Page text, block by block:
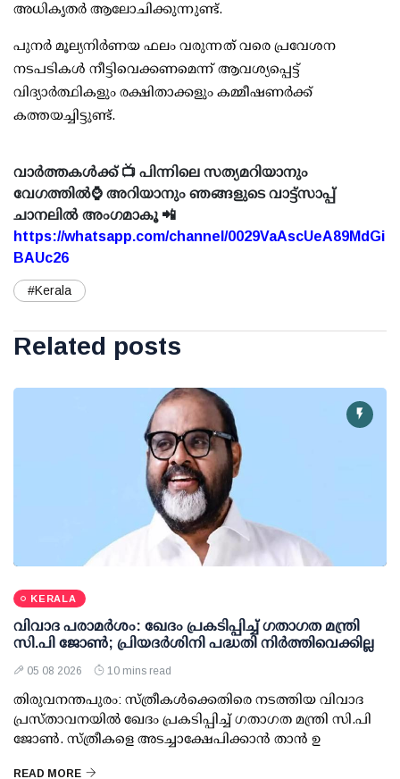
അധികൃതര്‍ ആലോചിക്കുന്നുണ്ട്.
പുനര്‍ മൂല്യനിര്‍ണയ ഫലം വരുന്നത് വരെ പ്രവേശന
നടപടികള്‍ നീട്ടിവെക്കണമെന്ന് ആവശ്യപ്പെട്ട്
വിദ്യാര്‍ത്ഥികളും രക്ഷിതാക്കളും കമ്മീഷണര്‍ക്ക്
കത്തയച്ചിട്ടുണ്ട്.
വാർത്തകൾക്ക് 📺 പിന്നിലെ സത്യമറിയാനും
വേഗത്തിൽ⌚ അറിയാനും ഞങ്ങളുടെ വാട്ട്സാപ്പ്
ചാനലിൽ അംഗമാകൂ 📲
https://whatsapp.com/channel/0029VaAscUeA89MdGi
BAUc26
#Kerala
Related posts
KERALA
വിവാദ പരാമര്‍ശം: ഖേദം പ്രകടിപ്പിച്ച് ഗതാഗത മന്ത്രി
സി.പി ജോണ്‍; പ്രിയദര്‍ശിനി പദ്ധതി നിര്‍ത്തിവെക്കില്ല
05 08 2026 10 mins read
തിരുവനന്തപുരം: സ്ത്രീകള്‍ക്കെതിരെ നടത്തിയ വിവാദ
പ്രസ്താവനയില്‍ ഖേദം പ്രകടിപ്പിച്ച് ഗതാഗത മന്ത്രി സി.പി
ജോണ്‍. സ്ത്രീകളെ അടച്ചാക്ഷേപിക്കാന്‍ താന്‍ ഉ
READ MORE